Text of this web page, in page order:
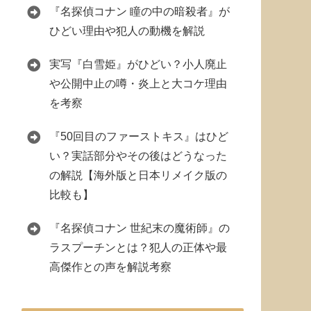
『名探偵コナン 瞳の中の暗殺者』が
ひどい理由や犯人の動機を解説
実写『白雪姫』がひどい？小人廃止
や公開中止の噂・炎上と大コケ理由
を考察
『50回目のファーストキス』はひど
い？実話部分やその後はどうなった
の解説【海外版と日本リメイク版の
比較も】
『名探偵コナン 世紀末の魔術師』の
ラスプーチンとは？犯人の正体や最
高傑作との声を解説考察